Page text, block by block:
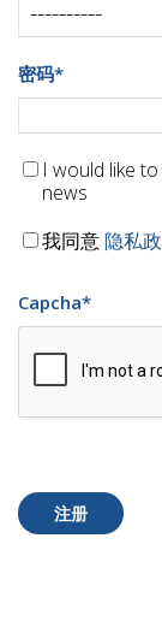
密码*
I would like
news
我同意隐私
Capcha*
注册